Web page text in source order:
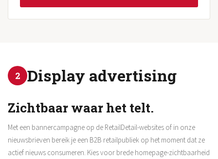
2 Display advertising
Zichtbaar waar het telt.
Met een bannercampagne op de RetailDetail-websites of in onze
nieuwsbrieven bereik je een B2B retailpubliek op het moment dat ze
actief nieuws consumeren. Kies voor brede homepage-zichtbaarheid